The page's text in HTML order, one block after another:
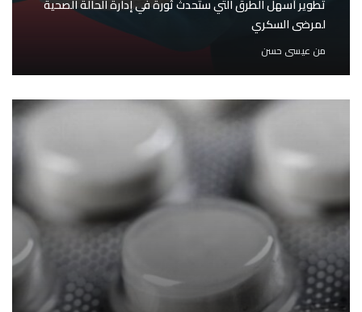
تطوير أسهل الطرق التي ستحدث ثورة في إدارة الحالة الصحية
لمرضى السكري
من عيسى حسن